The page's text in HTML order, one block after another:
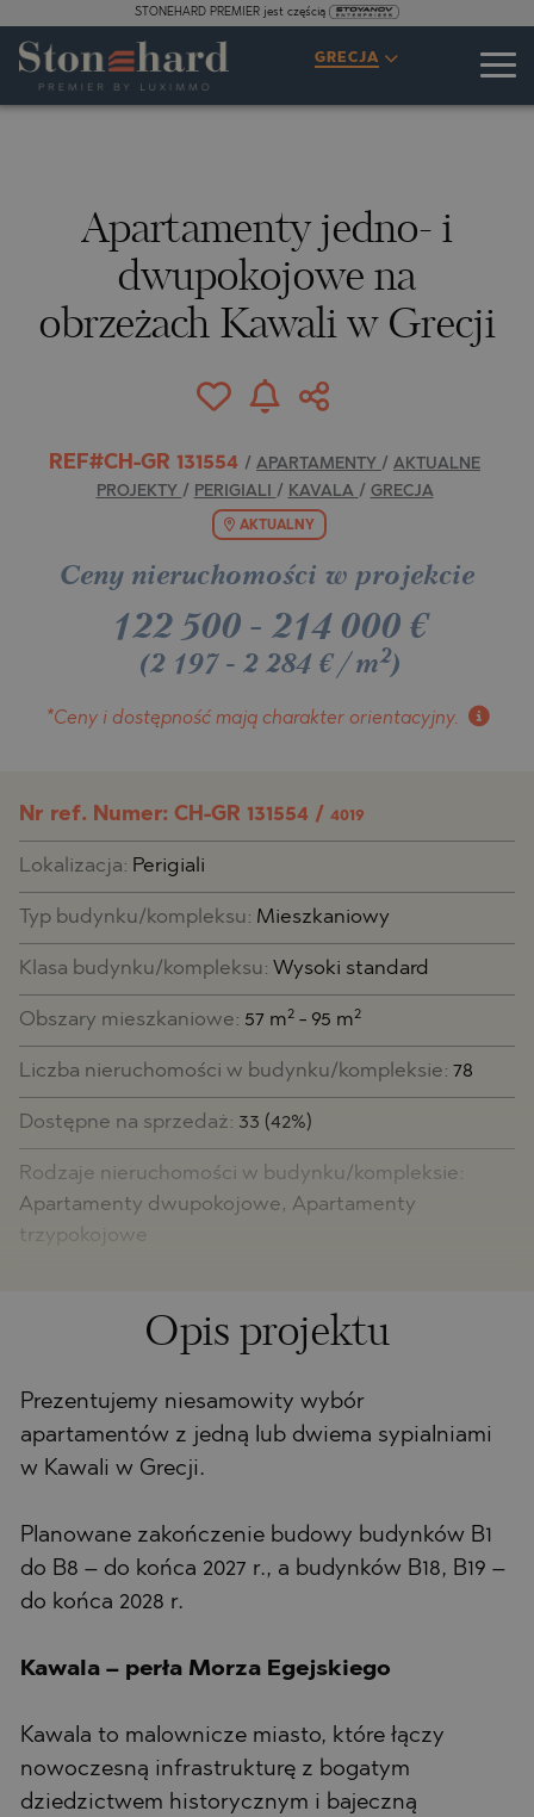
SPECYFIKACJE OPIS MAPA GALERIA
CENY
STONEHARD PREMIER jest częścią
GRECJA
Apartamenty jedno- i
dwupokojowe na
obrzeżach Kawali w Grecji
REF#CH-GR 131554 / APARTAMENTY / AKTUALNE
PROJEKTY / PERIGIALI / KAVALA / GRECJA
AKTUALNY
Ceny nieruchomości w projekcie
122 500- 214 000€
(2 197 - 2 284 €/m2)
*Ceny i dostępność mają charakter orientacyjny.
Nr ref. Numer: CH-GR 131554 / 4019
Lokalizacja: Perigiali
Typ budynku/kompleksu: Mieszkaniowy
Klasa budynku/kompleksu: Wysoki standard
Obszary mieszkaniowe: 57 m2 - 95 m2
Liczba nieruchomości w budynku/kompleksie: 78
Dostępne na sprzedaż: 33 (42%)
Rodzaje nieruchomości w budynku/kompleksie:
Apartamenty dwupokojowe, Apartamenty
trzypokojowe
Opis projektu
Prezentujemy niesamowity wybór
apartamentów z jedną lub dwiema sypialniami
w Kawali w Grecji.
Planowane zakończenie budowy budynków B1
do B8 – do końca 2027 r., a budynków B18, B19 –
do końca 2028 r.
Kawala – perła Morza Egejskiego
Kawala to malownicze miasto, które łączy
nowoczesną infrastrukturę z bogatym
dziedzictwem historycznym i bajeczną